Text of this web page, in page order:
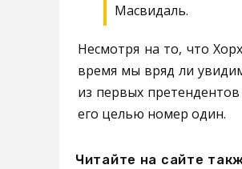
Масвидаль.
Несмотря на то, что
время мы вряд ли
из первых
его целью номер один.
Читайте на сайте